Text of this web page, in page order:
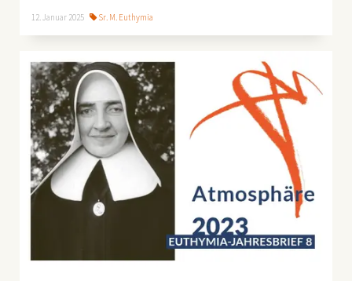
12. Januar 2025 Sr. M. Euthymia